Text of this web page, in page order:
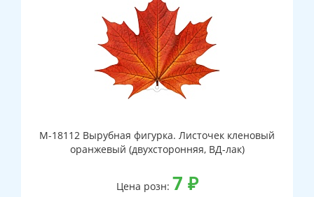
М-18112 Вырубная фигурка. Листочек кленовый
оранжевый (двухсторонняя, ВД-лак)
Цена розн: 7 ₽